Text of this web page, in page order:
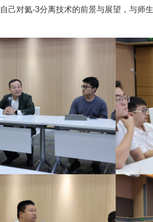
己对氦-3分离技术的前景与展望，与师